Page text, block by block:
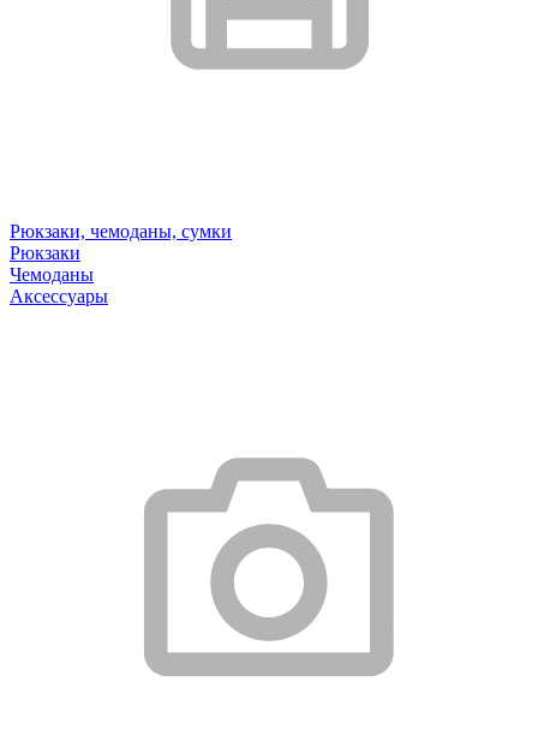
Рюкзаки, чемоданы, сумки
Рюкзаки
Чемоданы
Аксессуары